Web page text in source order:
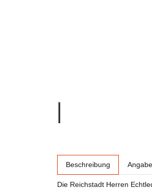
Beschreibung
Die Reichstadt Herren